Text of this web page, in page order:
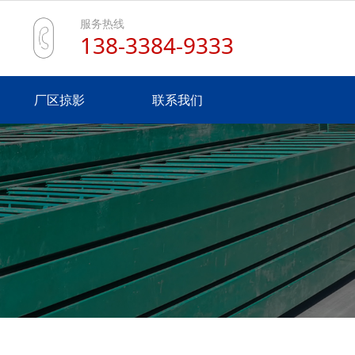
服务热线
138-3384-9333
厂区掠影 联系我们